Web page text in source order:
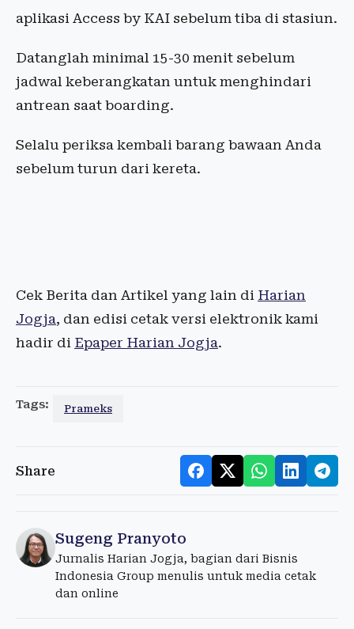
aplikasi Access by KAI sebelum tiba di stasiun.
Datanglah minimal 15-30 menit sebelum
jadwal keberangkatan untuk menghindari
antrean saat boarding.
Selalu periksa kembali barang bawaan Anda
sebelum turun dari kereta.
Cek Berita dan Artikel yang lain di Harian
Jogja, dan edisi cetak versi elektronik kami
hadir di Epaper Harian Jogja.
Tags: Prameks
Share
Sugeng Pranyoto
Jurnalis Harian Jogja, bagian dari Bisnis
Indonesia Group menulis untuk media cetak
dan online